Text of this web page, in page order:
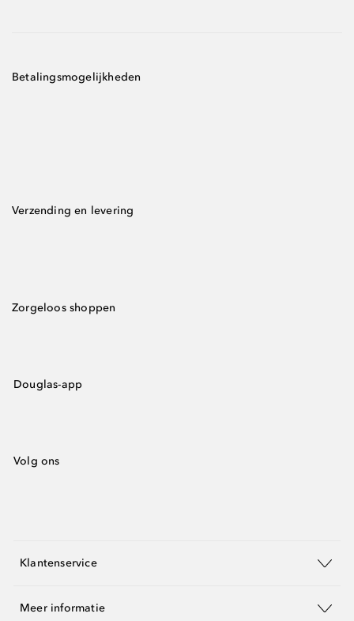
Betalingsmogelijkheden
Verzending en levering
Zorgeloos shoppen
Douglas-app
Volg ons
Klantenservice
Meer informatie